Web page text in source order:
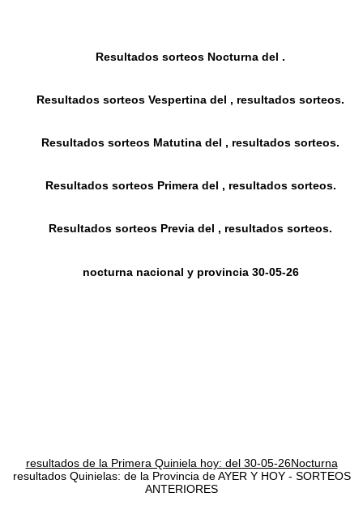
Resultados sorteos Nocturna del .
Resultados sorteos Vespertina del , resultados sorteos.
Resultados sorteos Matutina del , resultados sorteos.
Resultados sorteos Primera del , resultados sorteos.
Resultados sorteos Previa del , resultados sorteos.
nocturna nacional y provincia 30-05-26
resultados de la Primera Quiniela hoy: del 30-05-26Nocturna
resultados Quinielas: de la Provincia de AYER Y HOY - SORTEOS
ANTERIORES